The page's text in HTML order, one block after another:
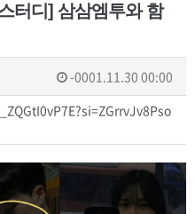
터디] 삼삼엠투와 함
-0001.11.30 00:00